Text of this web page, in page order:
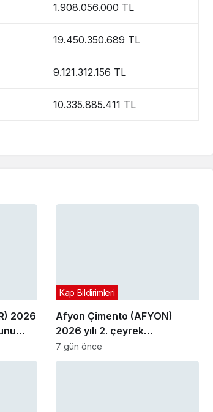
1.908.056.000 TL
19.450.350.689 TL
9.121.312.156 TL
10.335.885.411 TL
2026
Afyon Çimento (AFYON)
2026 yılı 2. çeyrek
bilançosunu açıkladı
Kap Bildirimleri
7 gün önce